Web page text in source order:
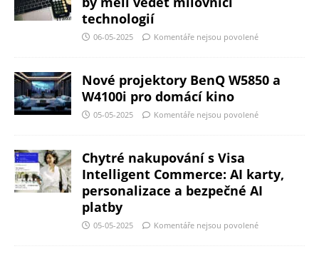
technologií
06-05-2025 Komentáře nejsou povolené
Nové projektory BenQ W5850 a
W4100i pro domácí kino
05-05-2025 Komentáře nejsou povolené
Chytré nakupování s Visa
Intelligent Commerce: AI karty,
personalizace a bezpečné AI
platby
05-05-2025 Komentáře nejsou povolené